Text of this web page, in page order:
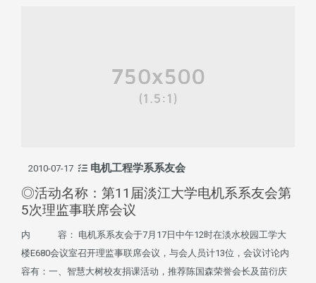
2010-07-17 电机工程学系系友会
◎活动名称：第11届淡江大学电机系系友会第
5次理监事联席会议
内 容： 电机系系友会于7月17日中午12时在淡水校园工学大
楼E680会议室召开理监事联席会议，与会人员计13位，会议讨论内
容有：一、智慧大树校友捐课活动，推荐陈国森荣誉会长及苗衍庆